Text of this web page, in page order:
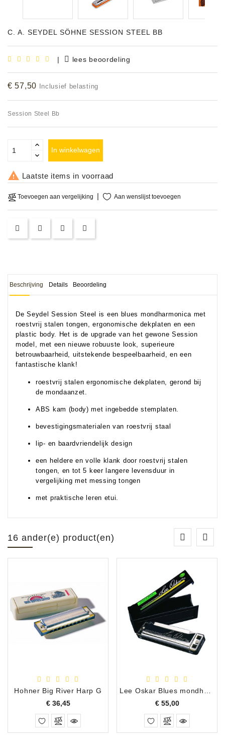
Shop
Bladmuziek
Accessoires
MODELLEN
OPRUIMING
DEMONSTRATIES
&
CLINICS
VERHUUR,
C. A. SEYDEL SÖHNE SESSION STEEL BB
| lees beoordeling
€ 57,50 Inclusief belasting
Session Steel Bb
In winkelwagen
 Laatste items in voorraad
Toevoegen aan vergelijking Aan wenslijst toevoegen
Beschrijving Details Beoordeling
De Seydel Session Steel is een blues mondharmonica met
roestvrij stalen tongen, ergonomische dekplaten en een
plastic body. Het is de upgrade van het gewone Session
model, met een nieuwe robuuste look, superieure
betrouwbaarheid, uitstekende bespeelbaarheid, en een
fantastische klank!
roestvrij stalen ergonomische dekplaten, gerond bij
de mondaanzet.
ABS kam (body) met ingebedde stemplaten.
bevestigingsmaterialen van roestvrij staal
lip- en baardvriendelijk design
een heldere en volle klank door roestvrij stalen
tongen, en tot 5 keer langere levensduur in
vergelijking met messing tongen
met praktische leren etui.
16 ander(e) product(en)
Hohner Big River Harp G
€ 36,45Prijs
€ 55,00Prijs